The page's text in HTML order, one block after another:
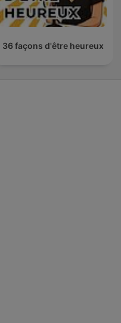
36 façons d'être heureux